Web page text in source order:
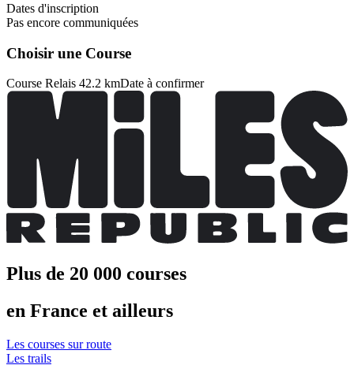
Dates d'inscription
Pas encore communiquées
Choisir une Course
Course Relais 42.2 kmDate à confirmer
Plus de 20 000 courses
en France et ailleurs
Les courses sur route
Les trails